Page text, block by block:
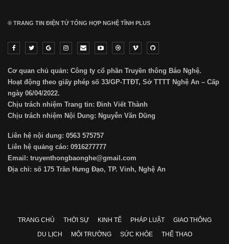
® TRANG TIN ĐIỆN TỬ ТỔNG HỢP NGHỆ TĨNH PLUS
Cơ quan chủ quản: Công ty cổ phần Truyền thông Báo Nghệ.
Hoạt động theo giấy phép số 33/GP-TTĐT, Sở TTTT Nghệ An – Cấp
ngày 06/04/2022.
Chịu trách nhiệm Trang tin: Đinh Viết Thành
Chịu trách nhiệm Nội Dung: Nguyễn Văn Dũng
Liên hệ nội dung: 0563 575757
Liên hệ quảng cáo: 0916277777
Email: truyenthongbaonghe@gmail.com
Địa chỉ: số 175 Trần Hưng Đạo, TP. Vinh, Nghệ An
TRANG CHỦ THỜI SỰ KINH TẾ PHÁP LUẬT
GIAO THÔNG
DU LỊCH
MÔI TRƯỜNG SỨC KHỎE THỂ THAO